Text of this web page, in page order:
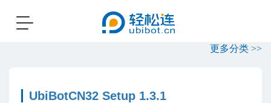
Toggle
更多分类 >>
UbiBotCN32 Setup 1.3.1